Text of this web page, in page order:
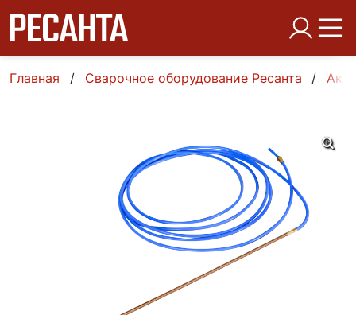
Главная Сварочное оборудование Ресанта